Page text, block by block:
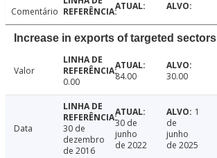
Comentário
Increase in exports of targeted sectors
Valor
0.00
84.00 30.00
Data
30 de
dezembro
de 2016
30 de
junho
de 2022
1
de
junho
de 2025